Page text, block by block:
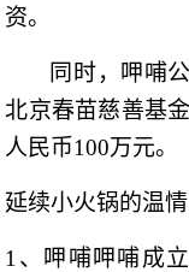
资。
同时，呷哺
北京春苗慈善基
人民币100万元。
延续小火锅的温
1、呷哺呷哺成